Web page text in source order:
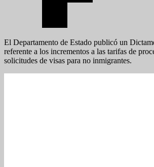
El Departamento de Estado publicó un
referente a los incrementos a las tarifas de
solicitudes de visas para no inmigrantes.